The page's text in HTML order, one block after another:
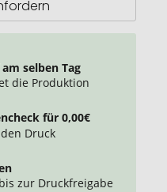
selben Tag
die Produktion
für 0,00€
Druck
zur Druckfreigabe